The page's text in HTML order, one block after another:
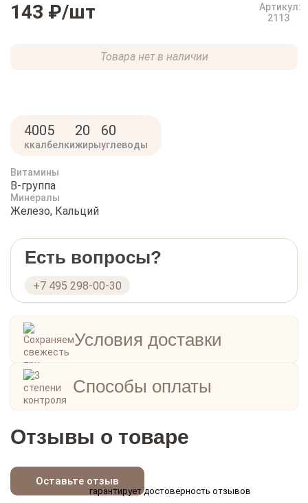
143 ₽/шт
Артикул:
2113
Товара нет в наличии
400
ккал
5
белки
20
жиры
60
углеводы
Витамины
B-группа
Минералы
Железо, Кальций
Есть вопросы?
+7 495 298-00-30
Условия доставки
Способы оплаты
Отзывы о товаре
Оставьте отзыв
гарантирует достоверность отзывов